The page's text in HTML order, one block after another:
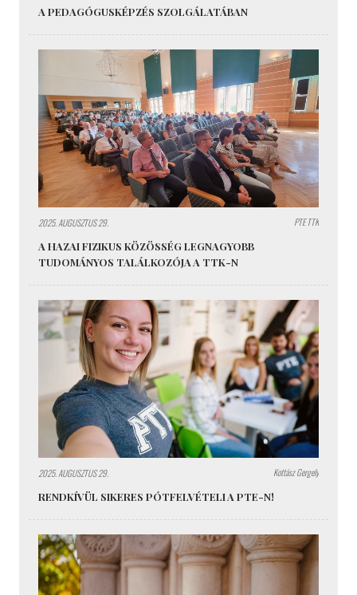
A PEDAGÓGUSKÉPZÉS SZOLGÁLATÁBAN
2025. AUGUSZTUS 29. PTE TTK
A HAZAI FIZIKUS KÖZÖSSÉG LEGNAGYOBB
TUDOMÁNYOS TALÁLKOZÓJA A TTK-N
2025. AUGUSZTUS 29. Kottász Gergely
RENDKÍVÜL SIKERES PÓTFELVÉTELI A PTE-N!